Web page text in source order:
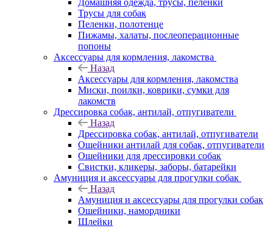
Домашняя одежда, трусы, пеленки
Трусы для собак
Пеленки, полотенце
Пижамы, халаты, послеоперационные
попоны
Аксессуары для кормления, лакомства
Назад
Аксессуары для кормления, лакомства
Миски, поилки, коврики, сумки для
лакомств
Дрессировка собак, антилай, отпугиватели
Назад
Дрессировка собак, антилай, отпугиватели
Ошейники антилай для собак, отпугиватели
Ошейники для дрессировки собак
Свистки, кликеры, заборы, батарейки
Амуниция и аксессуары для прогулки собак
Назад
Амуниция и аксессуары для прогулки собак
Ошейники, намордники
Шлейки